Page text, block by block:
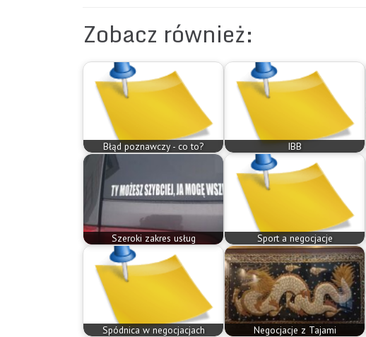
Zobacz również:
Błąd poznawczy - co to? IBB
Szeroki zakres usług Sport a negocjacje
Spódnica w negocjacjach Negocjacje z Tajami